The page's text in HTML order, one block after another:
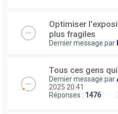
Optimiser
plus fragiles
Dernier message par
Tous ces gens
Dernier message par
2025 20:41
Réponses : 1476